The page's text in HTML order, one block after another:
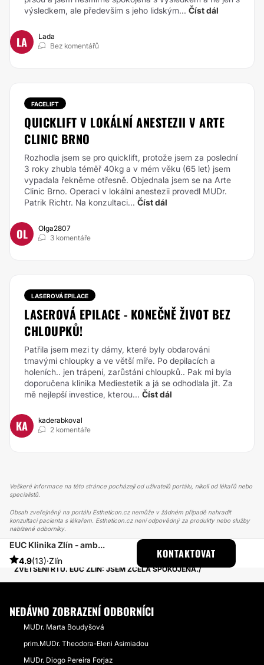
výsledkem, ale především s jeho lidským... Číst dál
LA
Lada
Bez komentářů
FACELIFT
QUICKLIFT V LOKÁLNÍ ANESTEZII V ARTE
CLINIC BRNO
Rozhodla jsem se pro quicklift, protože jsem za poslední
3 roky zhubla téměř 40kg a v mém věku (65 let) jsem
vypadala řekněme otřesně. Objednala jsem se na Arte
Clinic Brno. Operaci v lokální anestezii provedl MUDr.
Patrik Richtr. Na konzultaci... Číst dál
OL
Olga2807
3 komentáře
LASEROVÁ EPILACE
LASEROVÁ EPILACE - KONEČNĚ ŽIVOT BEZ
CHLOUPKŮ!
Patřila jsem mezi ty dámy, které byly obdarováni
tmavými chloupky a ve větší míře. Po depilacích a
holeních.. jen trápení, zarůstání chloupků.. Pak mi byla
doporučena klinika Mediestetik a já se odhodlala jít. Za
mě nejlepší investice, kterou... Číst dál
KA
kaderabkoval
2 komentáře
Veškeré informace na této stránce pocházejí od uživatelů portálu, nikoli od lékařů nebo
specialistů.
Obsah zveřejněný na portálu Estheticon.cz nemůže v žádném případě nahradit
konzultaci pacienta s lékařem. Estheticon.cz není odpovědný za produkty nebo služby
nabízené odborníky.
EUC Klinika Zlín - amb...
4.9(13)·Zlín
KONTAKTOVAT
ESTHETICON
PŘÍBĚHY
PŘÍBĚHY TÝKAJÍCÍ SE ZÁKROKU ZVĚTŠENÍ RTŮ
ZVĚTŠENÍ RTŮ. EUC ZLÍN: JSEM ZCELA SPOKOJENÁ.
NEDÁVNO ZOBRAZENÍ ODBORNÍCI
MUDr. Marta Boudyšová
prim.MUDr. Theodora-Eleni Asimiadou
MUDr. Diogo Pereira Forjaz